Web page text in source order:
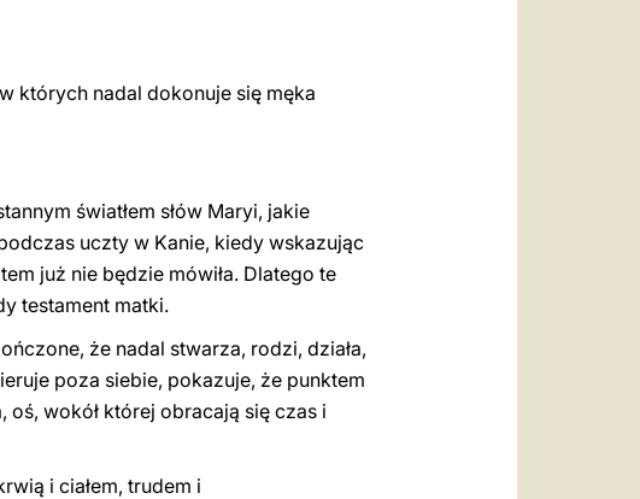
których nadal dokonuje się męka
światłem słów Maryi, jakie
uczty w Kanie, kiedy wskazując
już nie będzie mówiła. Dlatego te
testament matki.
że nadal stwarza, rodzi, działa,
poza siebie, pokazuje, że punktem
wokół której obracają się czas i
i ciałem, trudem i